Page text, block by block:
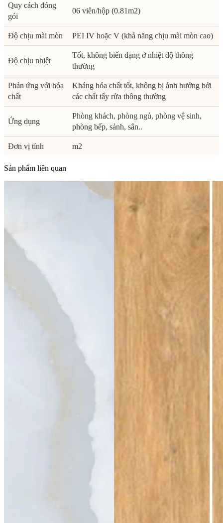
Quy cách đóng
gói
06 viên/hộp (0.81m2)
Độ chịu mài mòn PEI IV hoặc V (khả năng chịu mài mòn cao)
Độ chịu nhiệt
Tốt, không biến dạng ở nhiệt độ thông
thường
Phản ứng với hóa
chất
Kháng hóa chất tốt, không bị ảnh hưởng bởi
các chất tẩy rửa thông thường
Ứng dụng
Phòng khách, phòng ngủ, phòng vệ sinh,
phòng bếp, sảnh, sân..
Đơn vị tính m2
Sản phẩm liên quan